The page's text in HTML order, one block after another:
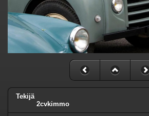
Tekijä
2cvkimmo